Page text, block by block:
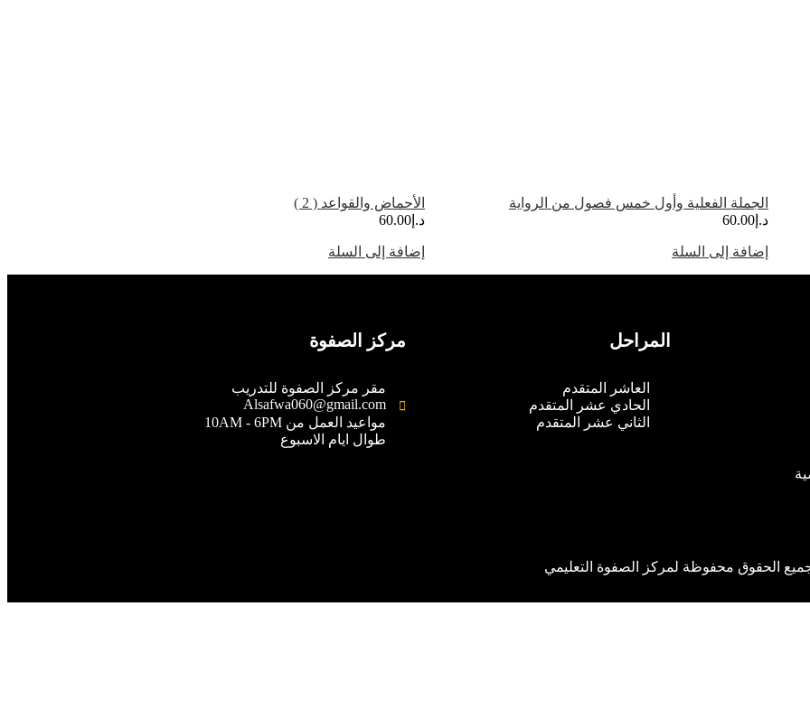
الجملة الفعلية وأول خمس فصول من الرواية
د.إ 60.00
إضافة إلى السلة
الأحماض والقواعد ( 2 )
د.إ 60.00
إضافة إلى السلة
المراحل
العاشر المتقدم
الحادي عشر المتقدم
الثاني عشر المتقدم
مركز الصفوة
مقر مركز الصفوة للتدريب
Alsafwa060@gmail.com
مواعيد العمل من 10AM - 6PM
طوال ايام الاسبوع
الحقوق محفوظة لمركز الصفوة التعليمي